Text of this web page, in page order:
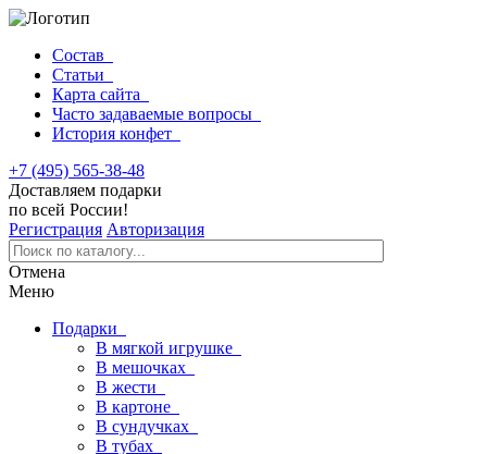
Состав
Статьи
Карта сайта
Часто задаваемые вопросы
История конфет
+7 (495) 565-38-48
Доставляем подарки
по всей России!
Регистрация Авторизация
Отмена
Меню
Подарки
В мягкой игрушке
В мешочках
В жести
В картоне
В сундучках
В тубах